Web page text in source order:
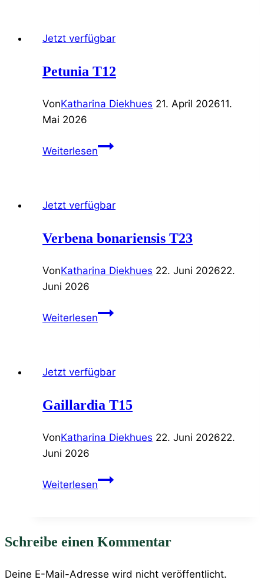
Jetzt verfügbar
Petunia T12
VonKatharina Diekhues 21. April 202611.
Mai 2026
WeiterlesenPetunia
Jetzt verfügbar
Verbena bonariensis T23
VonKatharina Diekhues 22. Juni 202622.
Juni 2026
WeiterlesenVerbena
Jetzt verfügbar
Gaillardia T15
VonKatharina Diekhues 22. Juni 202622.
Juni 2026
WeiterlesenGaillardia
Schreibe einen Kommentar
Deine E-Mail-Adresse wird nicht veröffentlicht.